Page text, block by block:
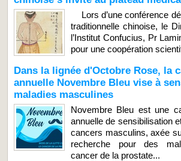
Lors d’une conférence
traditionnelle chinoise, le
l’Institut Confucius, Pr
pour une coopération
Dans la lignée d'Octobre Rose, la
annuelle Novembre Bleu vise à
maladies masculines
Novembre Bleu est une
annuelle de sensibilisation
cancers masculins, axée
recherche pour des
cancer de la prostate...